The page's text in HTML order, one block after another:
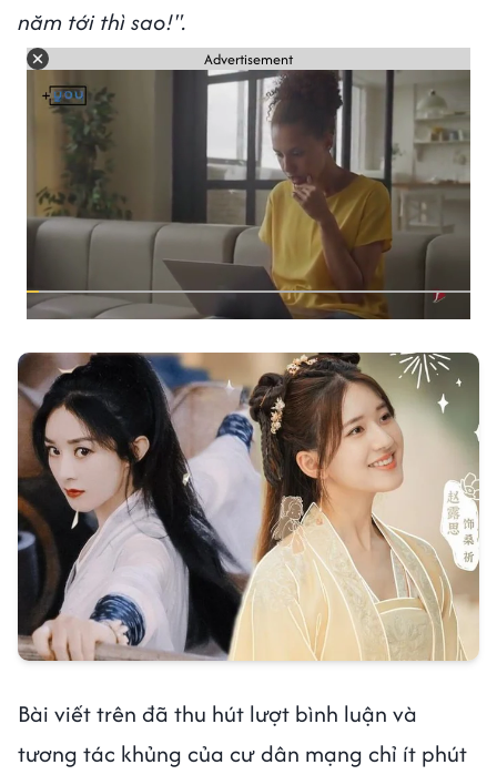
năm tới thì sao!".
Advertisement
Bài viết trên đã thu hút lượt bình luận và
tương tác khủng của cư dân mạng chỉ ít phút